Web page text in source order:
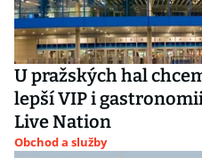
U pražských hal
lepší VIP i
Live Nation
Obchod a služby